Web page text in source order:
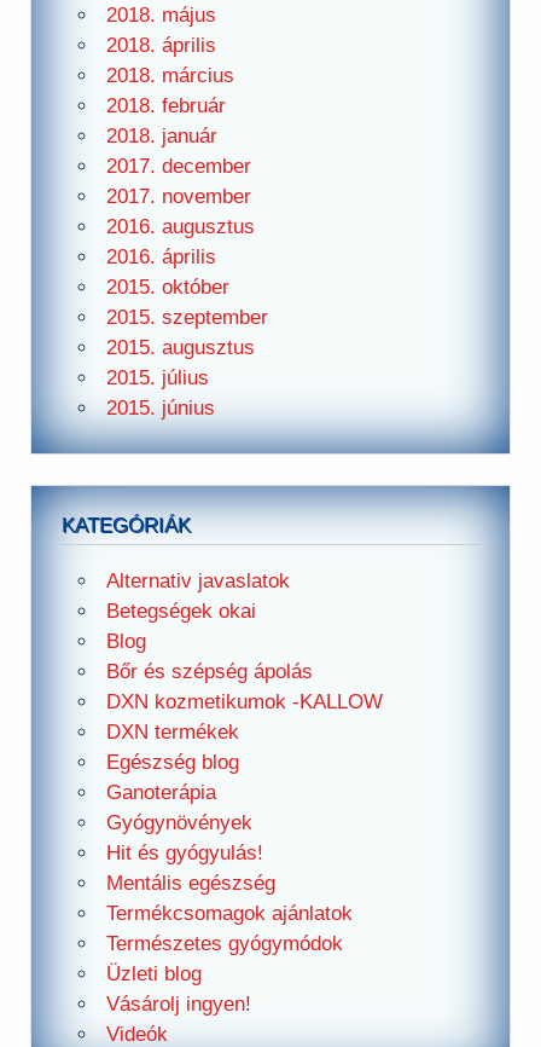
2018. május
2018. április
2018. március
2018. február
2018. január
2017. december
2017. november
2016. augusztus
2016. április
2015. október
2015. szeptember
2015. augusztus
2015. július
2015. június
KATEGÓRIÁK
Alternativ javaslatok
Betegségek okai
Blog
Bőr és szépség ápolás
DXN kozmetikumok -KALLOW
DXN termékek
Egészség blog
Ganoterápia
Gyógynövények
Hit és gyógyulás!
Mentális egészség
Termékcsomagok ajánlatok
Természetes gyógymódok
Üzleti blog
Vásárolj ingyen!
Videók